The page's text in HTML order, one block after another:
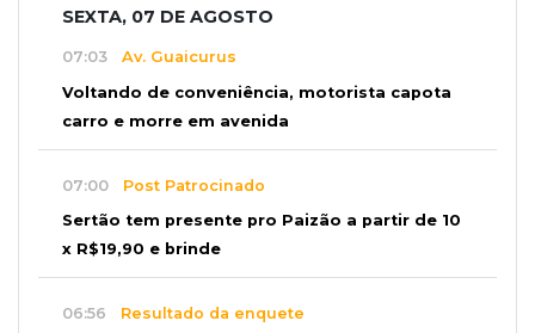
SEXTA, 07 DE AGOSTO
07:03 Av. Guaicurus
Voltando de conveniência, motorista capota
carro e morre em avenida
07:00 Post Patrocinado
Sertão tem presente pro Paizão a partir de 10
x R$19,90 e brinde
06:56 Resultado da enquete